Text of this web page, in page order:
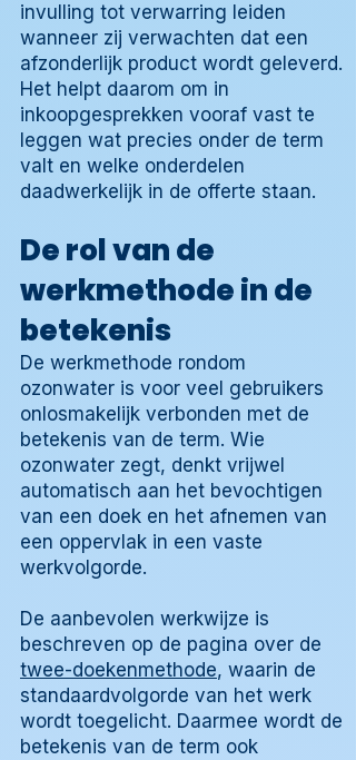
invulling tot verwarring leiden
wanneer zij verwachten dat een
afzonderlijk product wordt geleverd.
Het helpt daarom om in
inkoopgesprekken vooraf vast te
leggen wat precies onder de term
valt en welke onderdelen
daadwerkelijk in de offerte staan.
De rol van de
werkmethode in de
betekenis
De werkmethode rondom
ozonwater is voor veel gebruikers
onlosmakelijk verbonden met de
betekenis van de term. Wie
ozonwater zegt, denkt vrijwel
automatisch aan het bevochtigen
van een doek en het afnemen van
een oppervlak in een vaste
werkvolgorde.
De aanbevolen werkwijze is
beschreven op de pagina over de
twee-doekenmethode, waarin de
standaardvolgorde van het werk
wordt toegelicht. Daarmee wordt de
betekenis van de term ook